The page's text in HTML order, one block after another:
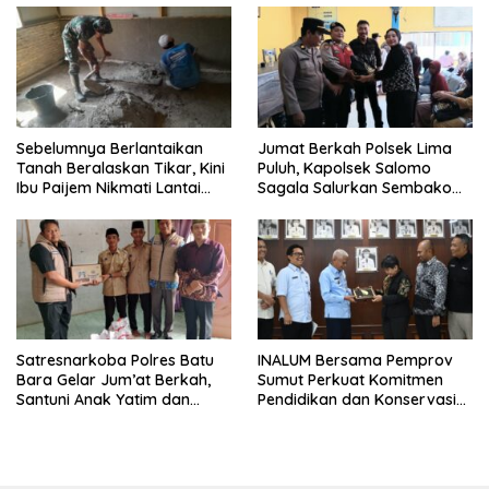
Sebelumnya Berlantaikan
Tanah Beralaskan Tikar, Kini
Ibu Paijem Nikmati Lantai
Satgas TMMD Ke-129 Kodim
0208/Asahan
Jumat Berkah Polsek Lima
Puluh, Kapolsek Salomo
Sagala Salurkan Sembako
Gambus
Satresnarkoba Polres Batu
Bara Gelar Jum’at Berkah,
Santuni Anak Yatim dan
INALUM Bersama Pemprov
Sumut Perkuat Komitmen
Pendidikan dan Konservasi